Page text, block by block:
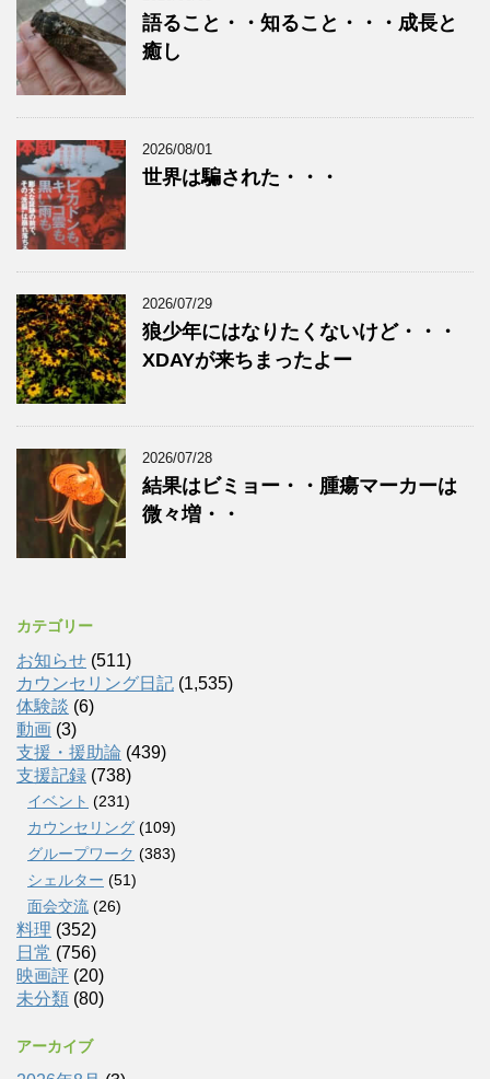
語ること・・知ること・・・成長と
癒し
2026/08/01
世界は騙された・・・
2026/07/29
狼少年にはなりたくないけど・・・
XDAYが来ちまったよー
2026/07/28
結果はビミョー・・腫瘍マーカーは
微々増・・
カテゴリー
お知らせ (511)
カウンセリング日記 (1,535)
体験談 (6)
動画 (3)
支援・援助論 (439)
支援記録 (738)
イベント (231)
カウンセリング (109)
グループワーク (383)
シェルター (51)
面会交流 (26)
料理 (352)
日常 (756)
映画評 (20)
未分類 (80)
アーカイブ